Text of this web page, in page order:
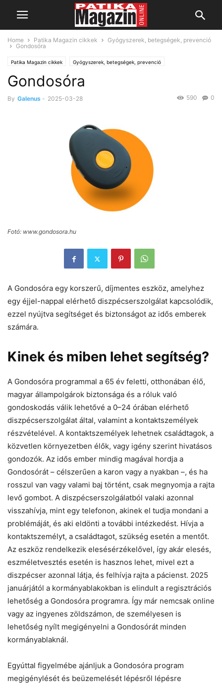
Home Patika Magazin cikkek
Gyógyszerek, betegségek, prevenció
Gondosóra
Patika Magazin cikkek Gyógyszerek, betegségek, prevenció
Gondosóra
By Galenus - 2025-03-28 0
590
Fotó: www.gondosora.hu
A Gondosóra egy korszerű, díjmentes eszköz, amelyhez
egy éjjel-nappal elérhető diszpécserszolgálat kapcsolódik,
ezzel nyújtva segítséget és biztonságot az idős emberek
számára.
Kinek és miben lehet segítség?
A Gondosóra programmal a 65 év feletti, otthonában élő,
magyar állampolgárok biztonsága és a róluk való
gondoskodás válik lehetővé a 0–24 órában elérhető
diszpécserszolgálat által, valamint a kontaktszemélyek
részvételével. A kontaktszemélyek lehetnek családtagok, a
közvetlen környezetben élők, vagy igény szerint hivatásos
gondozók. Az idős ember mindig magával hordja a
Gondosórát – célszerűen a karon vagy a nyakban –, és ha
rosszul van vagy valami baj történt, csak megnyomja a rajta
levő gombot. A diszpécserszolgálatból valaki azonnal
visszahívja, mint egy telefonon, akinek el tudja mondani a
problémáját, és aki eldönti a további intézkedést. Hívja a
kontaktszemélyt, a családtagot, szükség esetén a mentőt.
Az eszköz rendelkezik elesésérzékelővel, így akár elesés,
eszméletvesztés esetén is hasznos lehet, mivel ezt a
diszpécser azonnal látja, és felhívja rajta a pácienst. 2025
januárjától a kormányablakokban is elindult a regisztrációs
lehetőség a Gondosóra programra. Így már nemcsak online
vagy az ingyenes zöldszámon, de személyesen is
lehetőség nyílt megigényelni a Gondosórát minden
kormányablaknál.
Egyúttal figyelmébe ajánljuk a Gondosóra program
megigénylését és beüzemelését lépésről lépésre